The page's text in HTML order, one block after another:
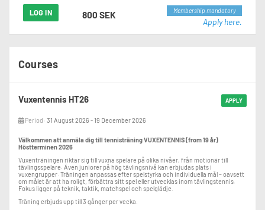
LOG IN 800 SEK Membership mandatory
Apply here.
Courses
APPLY
Vuxentennis HT26
Period: 31 August 2026 - 19 December 2026
Välkommen att anmäla dig till tennisträning VUXENTENNIS (from 19 år)
Höstterminen 2026
Vuxenträningen riktar sig till vuxna spelare på olika nivåer, från motionär till
tävlingsspelare. Även juniorer på hög tävlingsnivå kan erbjudas plats i
vuxengrupper. Träningen anpassas efter spelstyrka och individuella mål – oavsett
om målet är att ha roligt, förbättra sitt spel eller utvecklas inom tävlingstennis.
Fokus ligger på teknik, taktik, matchspel och spelglädje.
Träning erbjuds upp till 3 gånger per vecka.